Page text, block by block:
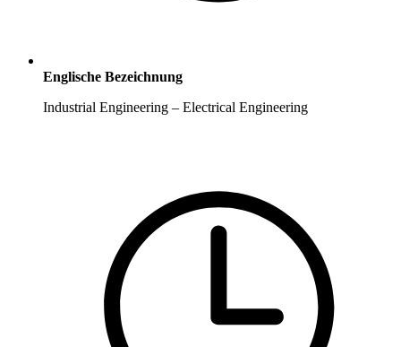
Englische Bezeichnung
Industrial Engineering – Electrical Engineering